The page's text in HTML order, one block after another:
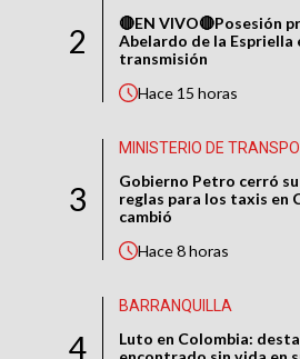
2
🔴EN VIVO🔴Posesión
Abelardo de la Espriella
transmisión
Hace 15 horas
3
MINISTERIO DE
Gobierno Petro cerró
reglas para los taxis en
cambió
Hace8 horas
4
BARRANQUILLA
Luto en Colombia: